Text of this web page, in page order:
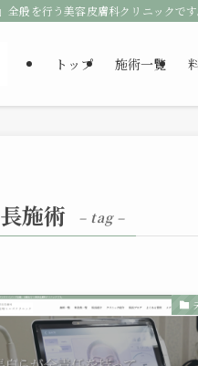
全般を行う美容皮膚科クリニックです
トップ 施術一覧
施術 – tag –